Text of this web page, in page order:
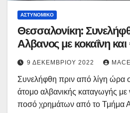
ΑΣΤΥΝΟΜΙΚΌ
Θεσσαλονίκη:
Αλβανος με κοκαΐνη
9 ΔΕΚΕΜΒΡΊΟΥ 2022
Συνελήφθη πριν από λίγη ώρα
άτομο αλβανικής καταγωγής με
ποσό χρημάτων από το Τμήμα